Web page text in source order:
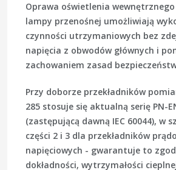
Oprawa oświetlenia
lampy przenośnej umożliwiają
czynności utrzymaniowych bez
napięcia z obwodów głównych i
zachowaniem zasad
Przy doborze przekładników
285 stosuje się aktualną serię PN-
(zastępującą dawną IEC 60044), w
części 2 i 3 dla przekładników
napięciowych - gwarantuje to
dokładności, wytrzymałości